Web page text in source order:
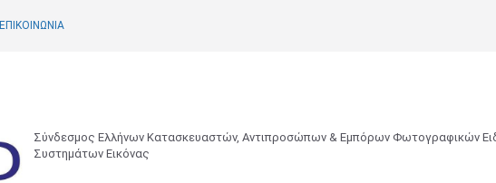
ΕΠΙΚΟΙΝΩΝΙΑ
Σύνδεσμος Ελλήνων Κατασκευαστών, Αντιπροσώπων & Εμπόρων Φωτογραφικών
Συστημάτων Εικόνας